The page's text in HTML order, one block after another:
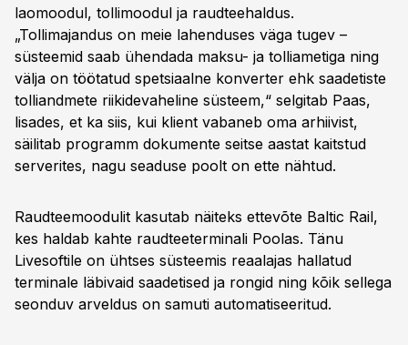
laomoodul, tollimoodul ja raudteehaldus.
„Tollimajandus on meie lahenduses väga tugev –
süsteemid saab ühendada maksu- ja tolliametiga ning
välja on töötatud spetsiaalne konverter ehk saadetiste
tolliandmete riikidevaheline süsteem,“ selgitab Paas,
lisades, et ka siis, kui klient vabaneb oma arhiivist,
säilitab programm dokumente seitse aastat kaitstud
serverites, nagu seaduse poolt on ette nähtud.
Raudteemoodulit kasutab näiteks ettevõte Baltic Rail,
kes haldab kahte raudteeterminali Poolas. Tänu
Livesoftile on ühtses süsteemis reaalajas hallatud
terminale läbivaid saadetised ja rongid ning kõik sellega
seonduv arveldus on samuti automatiseeritud.